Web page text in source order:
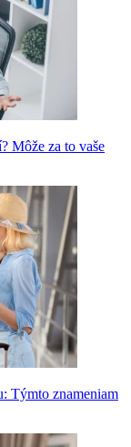
Môže za to vaše
Týmto znameniam